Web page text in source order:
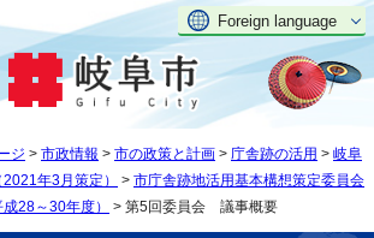
Foreign language
ジ > 市政情報 > 市の政策と計画 > 庁舎跡の活用 > 岐阜
年3月策定）
> 市庁舎跡地活用基本構想策定委員会
28～30年度）
> 第5回委員会 議事概要